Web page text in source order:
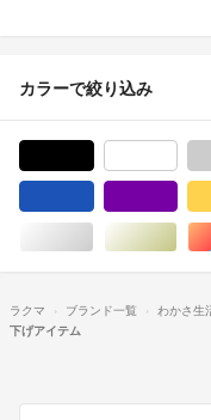
カラーで絞り込み
シルバー/銀色系
ゴ
ラクマ ブランド一覧 わかさ生
下げアイテム